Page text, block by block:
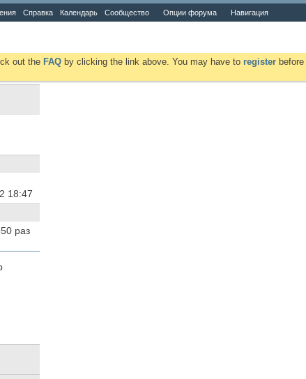
Справка Календарь Сообщество Опции форума Навигация
out the FAQ by clicking the link above. You may have to register
18:47
раз